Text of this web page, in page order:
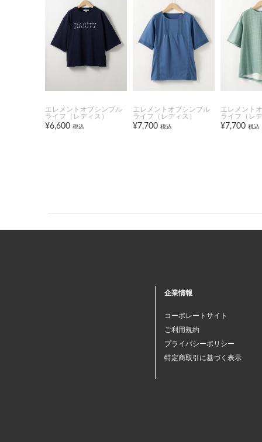
エレメントオブシンプル
ライフ（レディス）
¥6,600 税込
エレメントオブシンプル
ライフ（レディス）
¥7,700 税込
エレメント
ライフ（レ
¥7,700 税込
企業情報
コーポレートサイト
ご利用規約
プライバシーポリシー
特定商取引に基づく表示